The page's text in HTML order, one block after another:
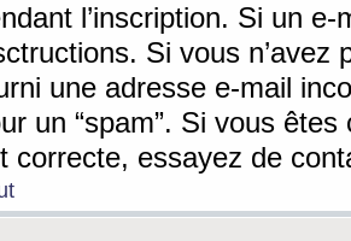
l’inscription. Si un
Si vous n’avez
une adresse e-mail
un “spam”. Si vous
correcte, essayez de